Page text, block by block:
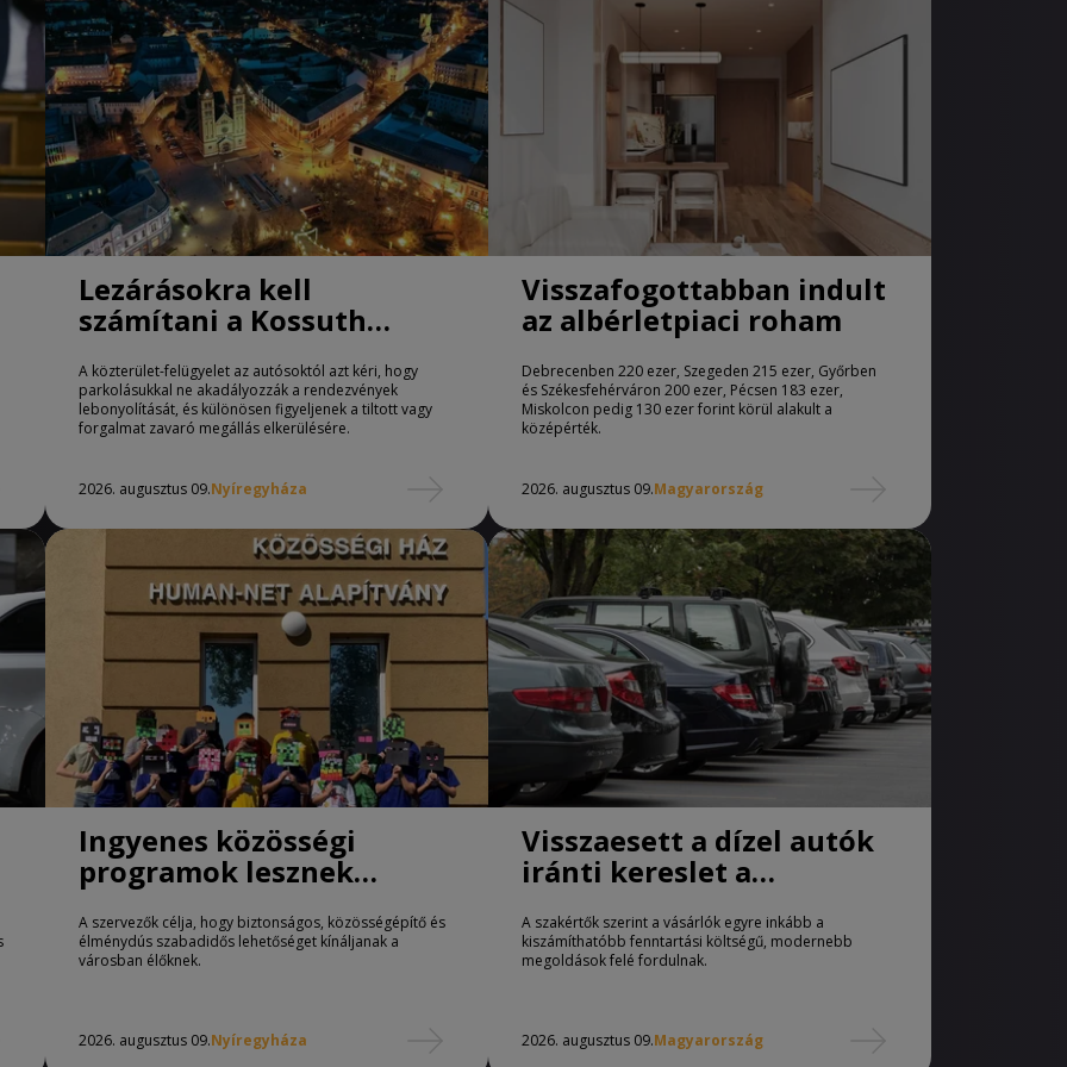
Lezárásokra kell
számítani a Kossuth
A közterület-felügyelet az autósoktól azt kéri, hogy
parkolásukkal ne akadályozzák a rendezvények
lebonyolítását, és különösen figyeljenek a tiltott vagy
forgalmat zavaró megállás elkerülésére.
2026. augusztus 09.Nyíregyháza
Visszafogottabban indult
az albérletpiaci roham
Debrecenben 220 ezer, Szegeden 215 ezer, Győrben
és Székesfehérváron 200 ezer, Pécsen 183 ezer,
Miskolcon pedig 130 ezer forint körül alakult a
középérték.
2026. augusztus 09.Magyarország
Ingyenes közösségi
programok lesznek
Nyíregyházán
A szervezők célja, hogy biztonságos, közösségépítő és
élménydús szabadidős lehetőséget kínáljanak a
városban élőknek.
2026. augusztus 09.Nyíregyháza
Visszaesett a dízel autók
iránti kereslet a
A szakértők szerint a vásárlók egyre inkább a
kiszámíthatóbb fenntartási költségű, modernebb
megoldások felé fordulnak.
2026. augusztus 09.Magyarország